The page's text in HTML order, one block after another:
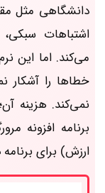
دانشگاهی مثل
اشتباهات
می‌کند. اما این
ارزش) برای